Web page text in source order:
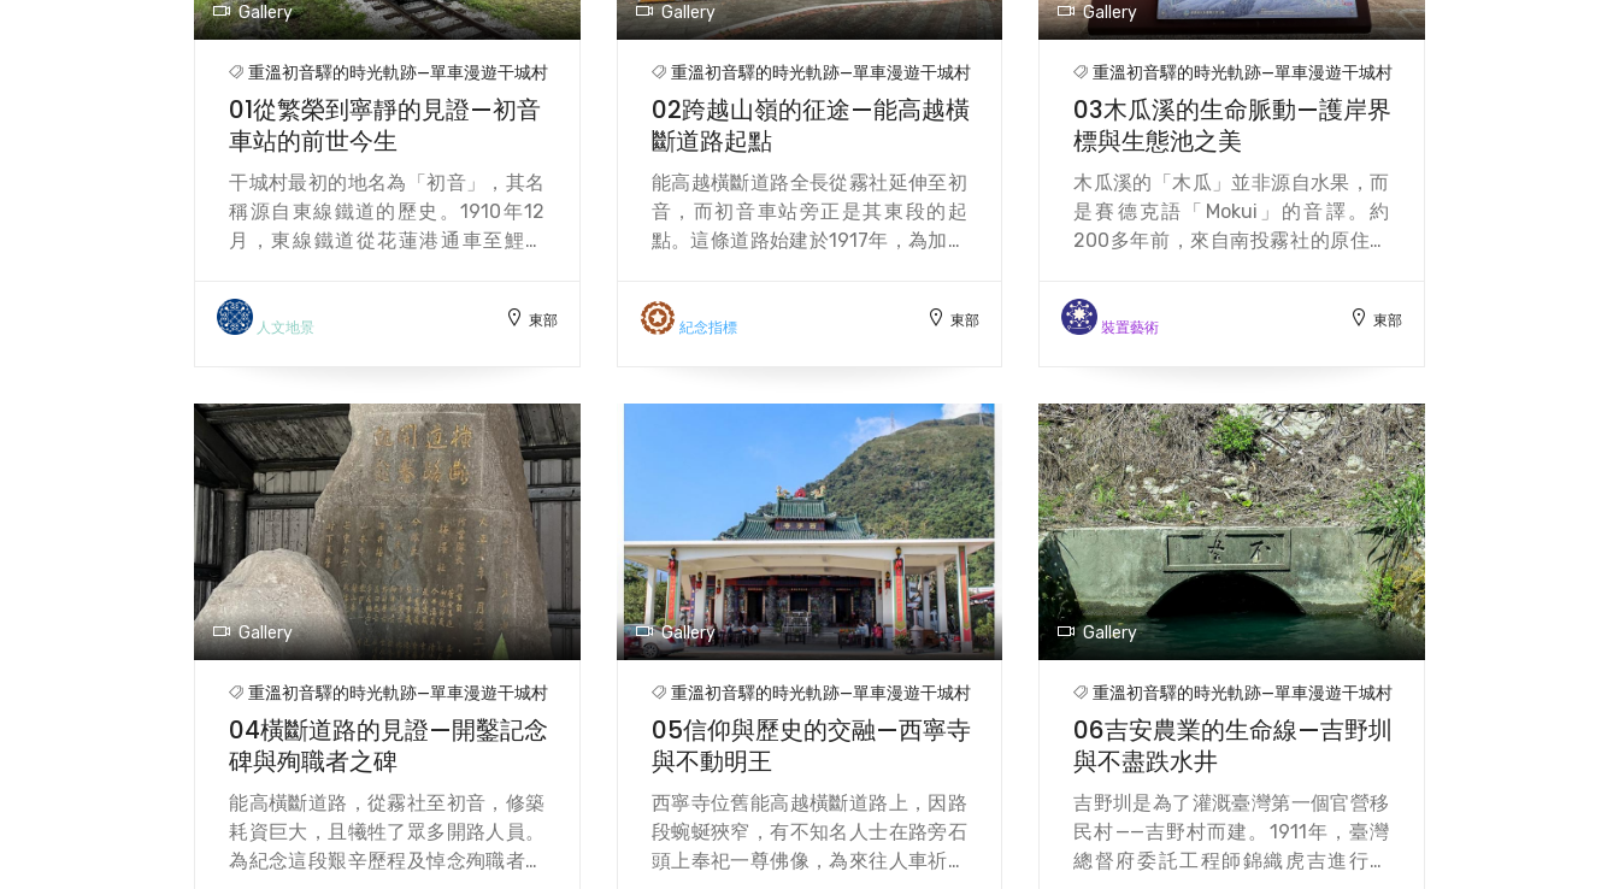
Gallery
重溫初音驛的時光軌跡—單車漫遊干城村
01從繁榮到寧靜的見證—初音
車站的前世今生
干城村最初的地名為「初音」，其名
稱源自東線鐵道的歷史。1910年12
月，東線鐵道從花蓮港通車至鯉魚
山谷，當地因此得名「初音」。1916
年，當地因發現銅礦而設立「初音停
後，車站經歷多次更名：1948年改稱
「初英站」，1957年隨地名更改為
「南華車站」，1989年因行政區劃改
為「干城車站」。1994年，車站因旅
客稀少而廢站。 廢站後，車站周圍逐
漸荒廢。2007年，干城社區發展協
會申請將閒置空間改建為「初音驛生
態公園」，並於2009年完工。公園
以生態池展示干城豐富的水資源，並
園區綠化成效顯著，成為居民休憩的
聚集地。公園內也設有由藝術家張育
瑋創作的環保大鳥裝置，呼應社區的
環保理念。 車站另一側規劃為「鐵道
櫻花公園」，園內種植了富士櫻、墨
染櫻等多種櫻花，及展示「東線小叮
噹」列車。每年櫻花盛開時，遊客與
人文地景 東部
Gallery
重溫初音驛的時光軌跡—單車漫遊干城村
02跨越山嶺的征途—能高越橫
斷道路起點
能高越橫斷道路全長從霧社延伸至初
音，而初音車站旁正是其東段的起
點。這條道路始建於1917年，為加強
並於1923年和1931年進行了兩次大規
模改修。道路修建耗費大量人力與財
徑，該族群利用這條路線進行跨山遷
徙，並與阿美族等族群進行物物交
換。日治時期，太魯閣族長期抵抗日
本統治，直到1914年，日本以武力鎮
壓後，開始積極修築山區道路以削弱
當地族群的防禦優勢。1917年，能高
越東段全長約44公里，動員超過5.8
萬人施工，於1918年完工。此後，日
本當局逐步向深山擴展警備，增設駐
年霧社事件爆發後，花蓮港廳的軍警
聯合討伐隊也經由此路，進行攻擊行
動。 修築完成後，日軍在初音驛立下
「能高越橫斷道路基點」碑，記錄
「從是至臺中州界十三里七町」。為
了紀念艱辛的開路過程與殉職者，在
現今西寧寺附近豎立了「橫斷道路開
紀念指標 東部
Gallery
重溫初音驛的時光軌跡—單車漫遊干城村
03木瓜溪的生命脈動—護岸界
標與生態池之美
木瓜溪的「木瓜」並非源自水果，而
是賽德克語「Mokui」的音譯。約
200多年前，來自南投霧社的原住民
「Mokui」，意思是「來自山後」。
漢人根據這個發音將其稱為「木
木瓜溪護岸工程結合了生態保護與河
川環境改善，旨在創造自然與人類的
和諧共生。華隆護岸與初英護岸的交
會點處設立了「木瓜溪生態環」界
標，這個標誌展示了從木瓜溪上游至
出海口所發現的動植物。界標上描繪
了白頭翁、朱鸝、貓頭鷹、山羌、白
鼻心、野山羊等生物，以及周圍的植
物，生動再現了木瓜溪的多樣生態。
現，陸地生物則以綠色表示，凸顯各
種生物的立體特徵。這座生態環象徵
了木瓜溪的自然故事，展現了森林、
河川與海洋的生態連結。護岸的高灘
地上另設有一座台灣形狀的生態池，
象徵初音作為「能高越嶺道」東部起
點的歷史意義。能高越嶺道原為原住
裝置藝術 東部
Gallery
重溫初音驛的時光軌跡—單車漫遊干城村
04橫斷道路的見證—開鑿記念
碑與殉職者之碑
能高橫斷道路，從霧社至初音，修築
耗資巨大，且犧牲了眾多開路人員。
為紀念這段艱辛歷程及悼念殉職者，
Gallery
重溫初音驛的時光軌跡—單車漫遊干城村
05信仰與歷史的交融—西寧寺
與不動明王
西寧寺位舊能高越橫斷道路上，因路
段蜿蜒狹窄，有不知名人士在路旁石
頭上奉祀一尊佛像，為來往人車祈求
Gallery
重溫初音驛的時光軌跡—單車漫遊干城村
06吉安農業的生命線—吉野圳
與不盡跌水井
吉野圳是為了灌溉臺灣第一個官營移
民村——吉野村而建。1911年，臺灣
總督府委託工程師錦織虎吉進行調